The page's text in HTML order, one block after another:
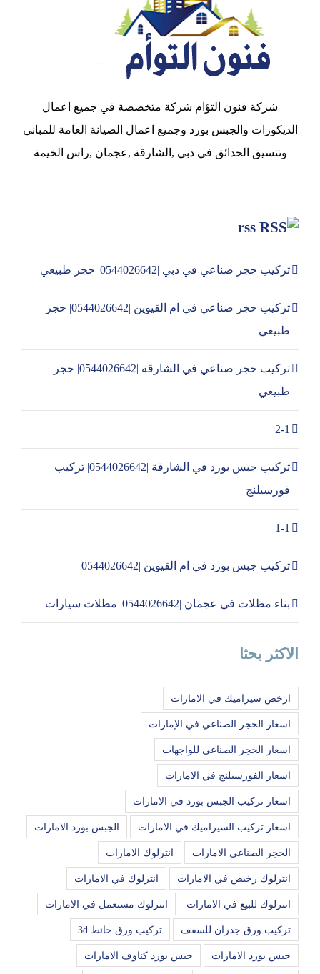
شركة فنون التؤام شركة متخصصة في جميع اعمال
الديكورات والجبس بورد وجميع اعمال الصيانة العامة للمباني
وتنسيق الحدائق في دبي ,الشارقة ,عجمان ,راس الخيمة
rss
تركيب حجر صناعي في دبي |0544026642| حجر طبيعي
تركيب حجر صناعي في ام القيوين |0544026642| حجر
طبيعي
تركيب حجر صناعي في الشارقة |0544026642| حجر
طبيعي
2-1
تركيب جبس بورد في الشارقة |0544026642| تركيب
فورسيلنج
1-1
تركيب جبس بورد في ام القيوين |0544026642
بناء مظلات في عجمان |0544026642| مظلات سيارات
الاكثر بحثا
ارخص سيراميك في الامارات
اسعار الحجر الصناعي في الإمارات
اسعار الحجر الصناعي للواجهات
اسعار الفورسيلنج في الامارات
اسعار تركيب الجبس بورد في الامارات
اسعار تركيب السيراميك في الامارات الجبس بورد الامارات
الحجر الصناعي الامارات انترلوك الامارات
انترلوك رخيص في الامارات انترلوك في الامارات
انترلوك للبيع في الامارات انترلوك مستعمل في الامارات
تركيب ورق جدران للسقف تركيب ورق حائط 3d
جبس بورد الامارات جبس بورد كناوف الامارات